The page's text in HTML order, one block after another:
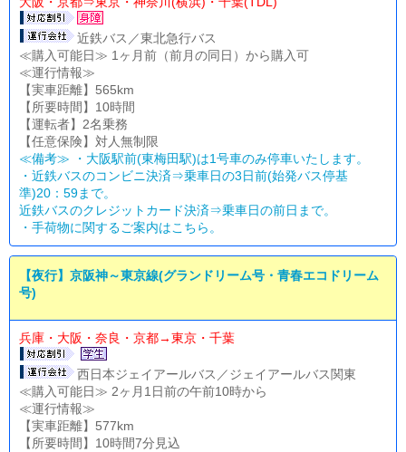
近鉄バス／東北急行バス
≪購入可能日≫ 1ヶ月前（前月の同日）から購入可
≪運行情報≫
【実車距離】565km
【所要時間】10時間
【運転者】2名乗務
【任意保険】対人無制限
≪備考≫ ・大阪駅前(東梅田駅)は1号車のみ停車いたします。
・近鉄バスのコンビニ決済⇒乗車日の3日前(始発バス停基
準)20：59まで。
近鉄バスのクレジットカード決済⇒乗車日の前日まで。
・ 手荷物に関するご案内はこちら。
【夜行】京阪神～東京線(グランドリーム号・青春エコドリーム
号)
兵庫・大阪・奈良・京都→東京・千葉
西日本ジェイアールバス／ジェイアールバス関東
≪購入可能日≫ 2ヶ月1日前の午前10時から
≪運行情報≫
【実車距離】577km
【所要時間】10時間7分見込